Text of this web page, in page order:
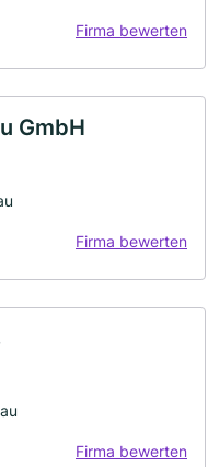
Firma bewerten
GmbH
Firma bewerten
Firma bewerten